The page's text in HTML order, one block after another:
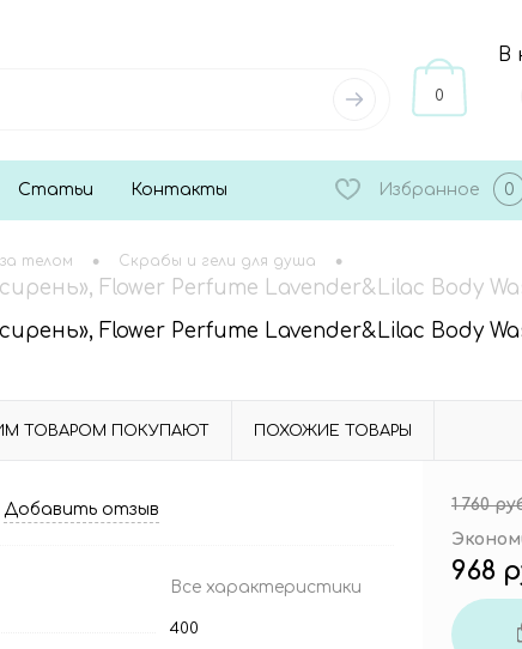
0
В
Статьи Контакты Избранное 0
телом • Скрабы и гели для душа •
Flower Perfume Lavender&Lilac Body
Flower Perfume Lavender&Lilac Body
ТОВАРОМ ПОКУПАЮТ ПОХОЖИЕ ТОВАРЫ
Добавить отзыв
Все характеристики
400
1 760
968